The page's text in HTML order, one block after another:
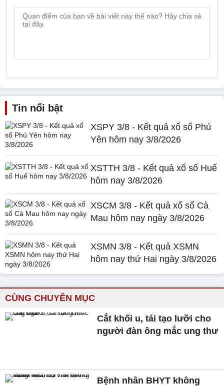
Tin nổi bật
XSPY 3/8 - Kết quả xổ số Phú
Yên hôm nay 3/8/2026
XSTTH 3/8 - Kết quả xổ số Huế
hôm nay 3/8/2026
XSCM 3/8 - Kết quả xổ số Cà
Mau hôm nay ngày 3/8/2026
XSMN 3/8 - Kết quả XSMN
hôm nay thứ Hai ngày 3/8/2026
CÙNG CHUYÊN MỤC
Cắt khối u, tái tạo lưỡi cho
người đàn ông mắc ung thư
Bệnh nhân BHYT không